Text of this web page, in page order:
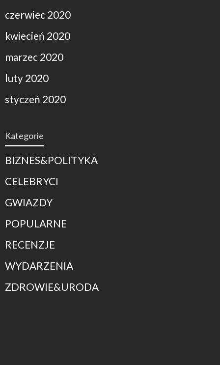
czerwiec 2020
kwiecień 2020
marzec 2020
luty 2020
styczeń 2020
Kategorie
BIZNES&POLITYKA
CELEBRYCI
GWIAZDY
POPULARNE
RECENZJE
WYDARZENIA
ZDROWIE&URODA